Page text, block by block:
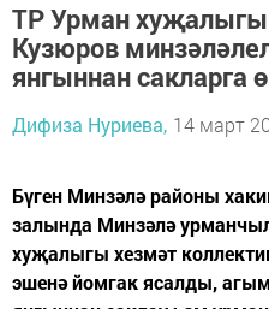
ТР Урман
Кузюров
янгыннан сакларга
Дифиза Нуриева, 14 март
Бүген Минзәлә районы
залында Минзәлә
хуҗалыгы хезмәт
эшенә йомгак ясалды,